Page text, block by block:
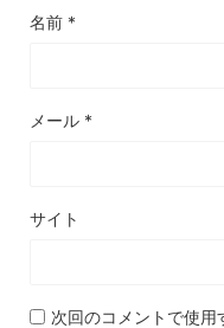
名前 *
メール *
サイト
次回のコメントで使用